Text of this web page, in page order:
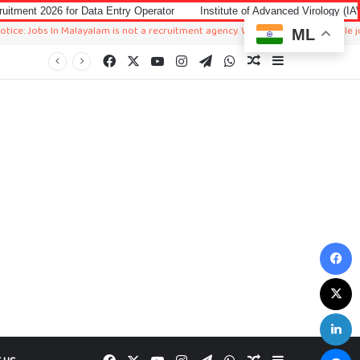
Entry Operator Institute of Advanced Virology (IAV) Notification
Malayalam is not a recruitment agency. We just sharing available job in
Facebook YouTubeInstagramTelegramWhatsAppRandom Article
ML